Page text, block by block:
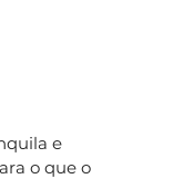
e
o que o